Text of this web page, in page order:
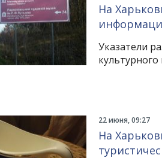
На
Указатели
культурного
22 июня, 09:27
На